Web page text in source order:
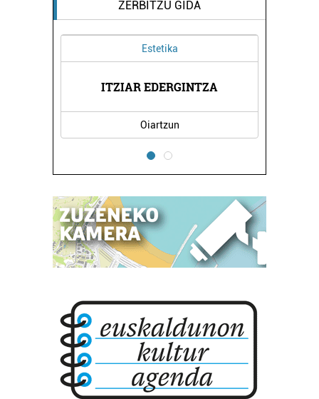
ZERBITZU GIDA
Estetika
ITZIAR EDERGINTZA
Oiartzun